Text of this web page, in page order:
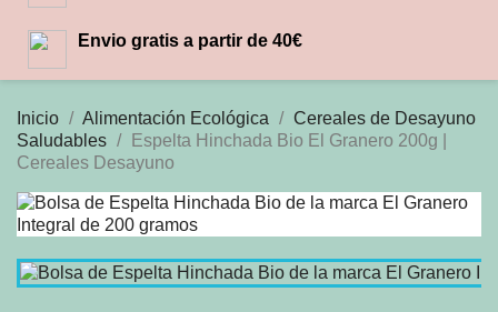
Envio gratis a partir de 40€
Inicio Alimentación Ecológica
Cereales de Desayuno
Saludables
Espelta Hinchada Bio El Granero 200g |
Cereales Desayuno